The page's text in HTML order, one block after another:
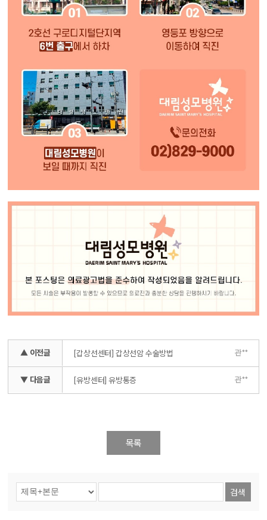
▲ 이전글 [갑상선센터] 갑상선암 수술방법 관**
▼ 다음글 [유방센터] 유방통증 관**
목록
검색